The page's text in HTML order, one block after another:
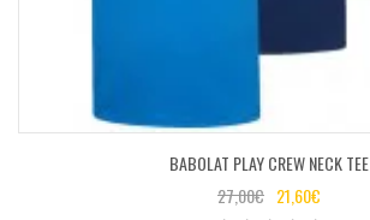
BABOLAT PLAY CREW NECK TEE
27,00€ 21,60€